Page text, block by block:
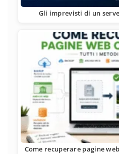
Gli imprevisti di un
Come recuperare pagine